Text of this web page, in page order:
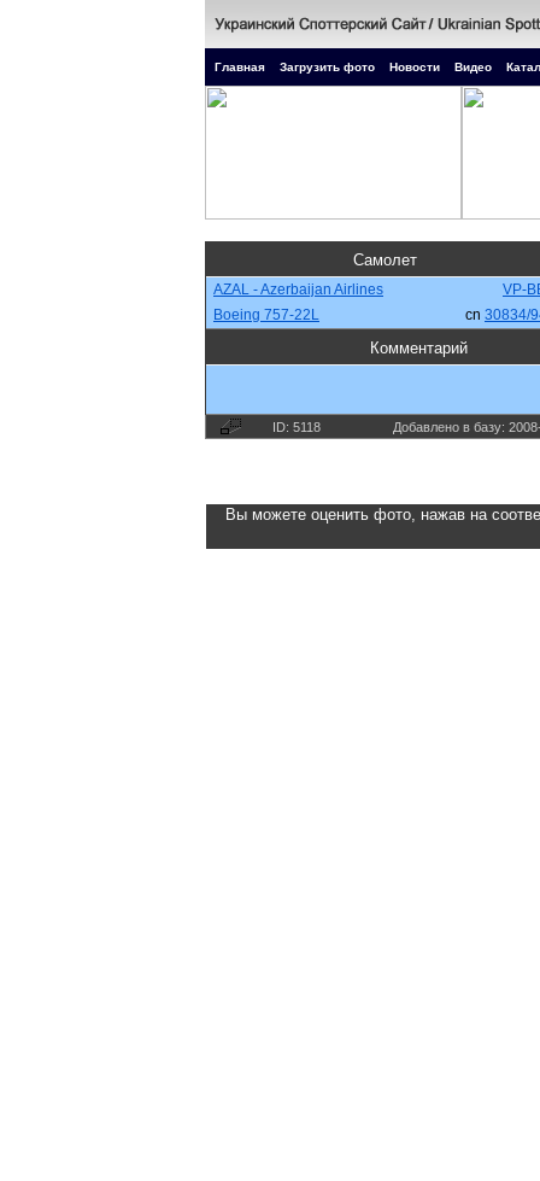
Главная Загрузить фото Новости Видео
Самолет
AZAL - Azerbaijan Airlines
VP-
Boeing 757-22L
cn 30834/
Комментарий
ID: 5118 Добавлено в базу:
Вы можете оценить фото, нажав на